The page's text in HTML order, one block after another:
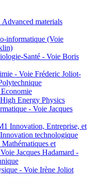
materials
informatique (Voie
Santé - Voie Boris
- Voie Fréderic Joliot-
Energy Physics
- Voie Jacques
Innovation, Entreprise, et
technologique
et
Jacques Hadamard -
- Voie Irène Joliot